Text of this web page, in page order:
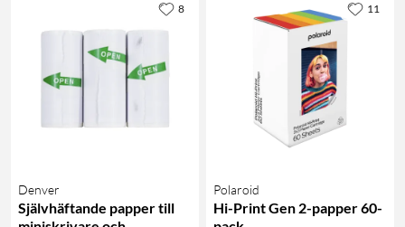
Denver
Självhäftande papper till
8
Polaroid
Hi-Print Gen 2-papper 60-
11